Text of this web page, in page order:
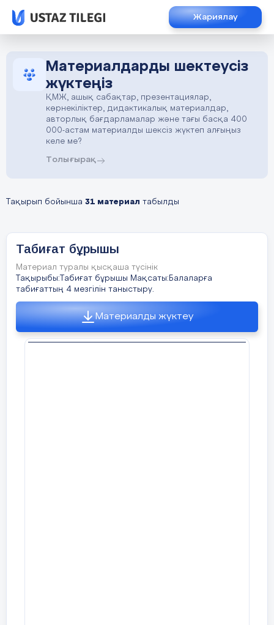
Жариялау
Материалдарды шектеусіз
жүктеңіз
ҚМЖ, ашық сабақтар, презентациялар,
көрнекіліктер, дидактикалық материалдар,
авторлық бағдарламалар және тағы басқа 400
000-астам материалды шексіз жүктеп алғыңыз
келе ме?
Толығырақ
Тақырып бойынша 31 материал табылды
Табиғат бұрышы
Материал туралы қысқаша түсінік
Тақырыбы:Табиғат бұрышы Мақсаты:Балаларға
табиғаттың 4 мезгілін таныстыру.
Материалды жүктеу